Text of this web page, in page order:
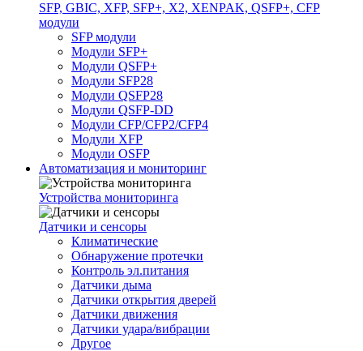
SFP, GBIC, XFP, SFP+, X2, XENPAK, QSFP+, CFP
модули
SFP модули
Модули SFP+
Модули QSFP+
Модули SFP28
Модули QSFP28
Модули QSFP-DD
Модули CFP/CFP2/CFP4
Модули XFP
Модули OSFP
Автоматизация и мониторинг
Устройства мониторинга
Датчики и сенсоры
Климатические
Обнаружение протечки
Контроль эл.питания
Датчики дыма
Датчики открытия дверей
Датчики движения
Датчики удара/вибрации
Другое